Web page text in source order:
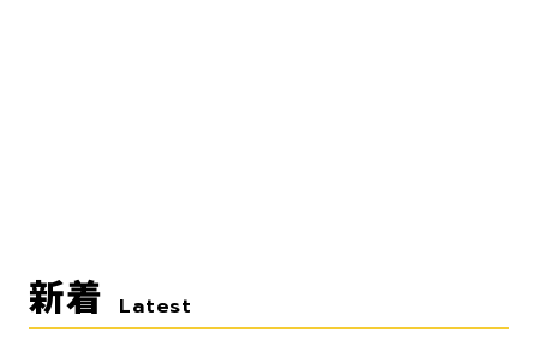
新着 Latest